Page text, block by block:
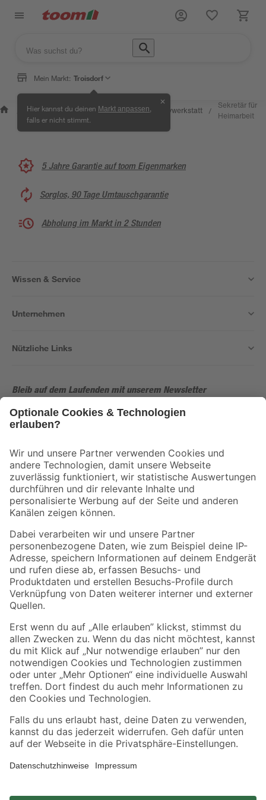
Mein Markt: Troisdorf
Hier kannst du deinen Markt anpassen
falls er nicht stimmt.
✕
Wissen &
Service
/
Selbermachen
& Ratgeber
/ Kreativwerkstatt /
Sekretär für
Heimarbeit
5 Jahre Garantie auf toom Eigenmarken
Sorglos, 90 Tage Umtauschgarantie
Abholung im Markt in 2 Stunden
Wissen & Service
Unternehmen
Nützliche Links
Bleib auf dem Laufenden mit unserem Newsletter
Der toom Newsletter: Keine Angebote und Aktionen mehr verpassen!
Folge uns
Zahlungsarten Versandarten
Sicher einkaufen
Jetzt die toom-App herunterladen
Alle Preisangaben in EUR inkl. gesetzl. MwSt.. Die dargestellten Angebote sind unter
Umständen nicht in allen Märkten verfügbar. Die angegebenen Verfügbarkeiten beziehen
sich auf den unter "Mein Markt" ausgewählten toom Baumarkt. Alle Angebote und
*Paketversand ab 59 € versandkostenfrei, gilt nicht für Artikel mit Speditionsversand, hier
fallen zusätzliche Versandkosten an.